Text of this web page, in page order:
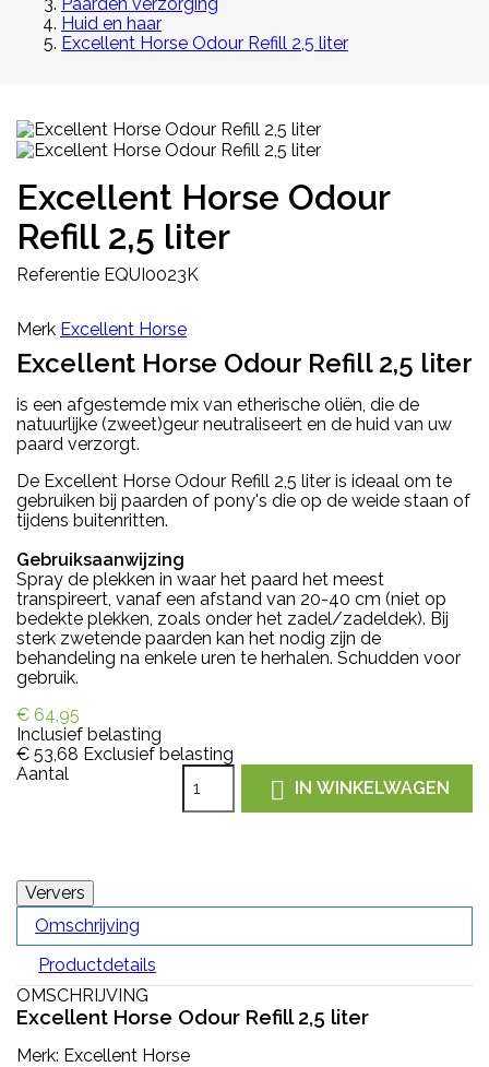
Huid en haar
Excellent Horse Odour Refill 2,5 liter
Excellent Horse Odour
Refill 2,5 liter
Referentie EQUI0023K
Merk Excellent Horse
Excellent Horse Odour Refill 2,5 liter
is een afgestemde mix van etherische oliën, die de
natuurlijke (zweet)geur neutraliseert en de huid van uw
paard verzorgt.
De Excellent Horse Odour Refill 2,5 liter is ideaal om te
gebruiken bij paarden of pony's die op de weide staan of
tijdens buitenritten.
Gebruiksaanwijzing
Spray de plekken in waar het paard het meest
transpireert, vanaf een afstand van 20-40 cm (niet op
bedekte plekken, zoals onder het zadel/zadeldek). Bij
sterk zwetende paarden kan het nodig zijn de
behandeling na enkele uren te herhalen. Schudden voor
gebruik.
€ 64,95
Inclusief belasting
€ 53,68 Exclusief belasting
Aantal
 IN WINKELWAGEN
Omschrijving
Productdetails
OMSCHRIJVING
Excellent Horse Odour Refill 2,5 liter
Merk: Excellent Horse